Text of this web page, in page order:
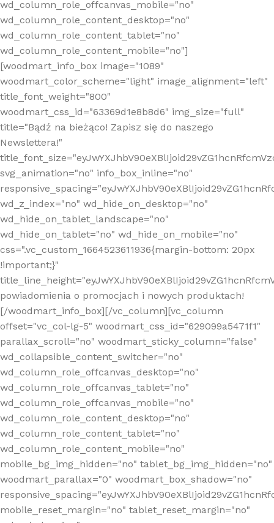
wd_column_role_offcanvas_mobile="no"
wd_column_role_content_desktop="no"
wd_column_role_content_tablet="no"
wd_column_role_content_mobile="no"]
[woodmart_info_box image="1089"
woodmart_color_scheme="light" image_alignment="left"
title_font_weight="800"
woodmart_css_id="63369d1e8b8d6" img_size="full"
title="Bądź na bieżąco! Zapisz się do naszego
Newslettera!"
svg_animation="no" info_box_inline="no"
wd_z_index="no" wd_hide_on_desktop="no"
wd_hide_on_tablet_landscape="no"
wd_hide_on_tablet="no" wd_hide_on_mobile="no"
css=".vc_custom_1664523611936{margin-bottom: 20px
!important;}"
powiadomienia o promocjach i nowych produktach!
[/woodmart_info_box][/vc_column][vc_column
offset="vc_col-lg-5" woodmart_css_id="629099a5471f1"
parallax_scroll="no" woodmart_sticky_column="false"
wd_collapsible_content_switcher="no"
wd_column_role_offcanvas_desktop="no"
wd_column_role_offcanvas_tablet="no"
wd_column_role_offcanvas_mobile="no"
wd_column_role_content_desktop="no"
wd_column_role_content_tablet="no"
wd_column_role_content_mobile="no"
mobile_bg_img_hidden="no" tablet_bg_img_hidden="no"
woodmart_parallax="0" woodmart_box_shadow="no"
mobile_reset_margin="no" tablet_reset_margin="no"